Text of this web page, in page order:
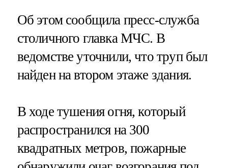
Об этом сообщила пресс-служба
столичного главка МЧС. В
ведомстве уточнили, что труп был
найден на втором этаже здания.
В ходе тушения огня, который
распространился на 300
квадратных метров, пожарные